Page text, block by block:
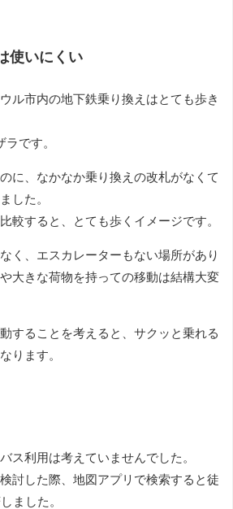
使いにくい
ル市内の地下鉄乗り換えはとても歩き
です。
に、なかなか乗り換えの改札がなくて
した。
較すると、とても歩くイメージです。
く、エスカレーターもない場所があり
大きな荷物を持っての移動は結構大変
することを考えると、サクッと乗れる
ります。
ス利用は考えていませんでした。
討した際、地図アプリで検索すると徒
ました。